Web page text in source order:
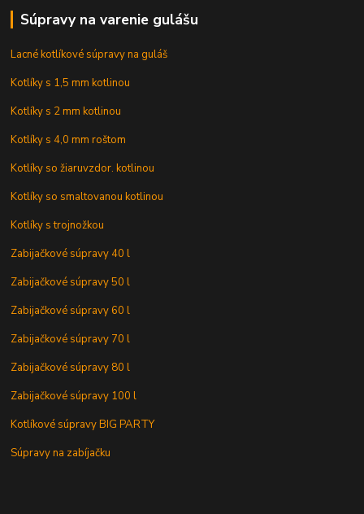
Súpravy na varenie gulášu
Lacné kotlíkové súpravy na guláš
Kotlíky s 1,5 mm kotlinou
Kotlíky s 2 mm kotlinou
Kotlíky s 4,0 mm roštom
Kotlíky so žiaruvzdor. kotlinou
Kotlíky so smaltovanou kotlinou
Kotlíky s trojnožkou
Zabijačkové súpravy 40 l
Zabijačkové súpravy 50 l
Zabijačkové súpravy 60 l
Zabijačkové súpravy 70 l
Zabijačkové súpravy 80 l
Zabijačkové súpravy 100 l
Kotlíkové súpravy BIG PARTY
Súpravy na zabíjačku